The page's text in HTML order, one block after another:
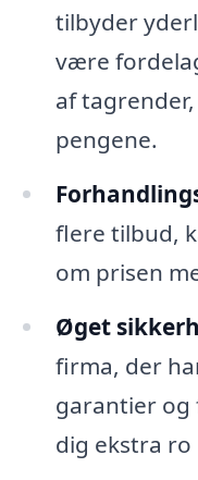
tilbyder
være
af
pengene.
flere tilbud,
om prisen
Øget
firma, der
garantier og
dig ekstra ro